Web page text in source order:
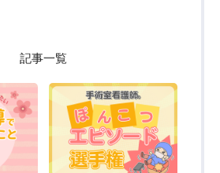
記事一覧